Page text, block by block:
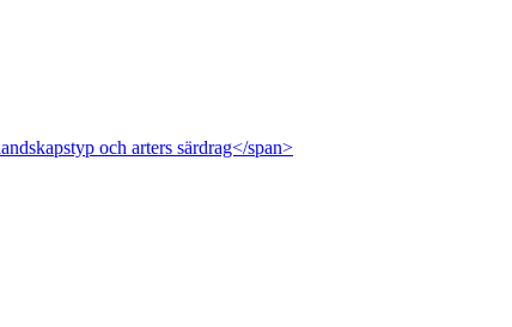
och arters särdrag</span>